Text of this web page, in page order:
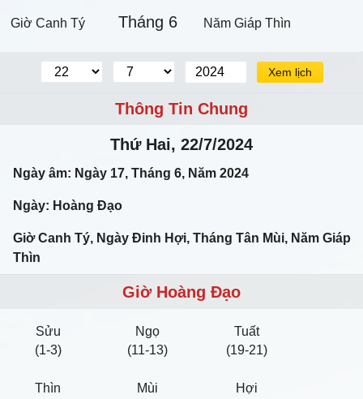
Giờ Canh Tý Tháng 6 Năm Giáp Thìn
Xem lịch
Thông Tin Chung
Thứ Hai, 22/7/2024
Ngày âm: Ngày 17, Tháng 6, Năm 2024
Ngày: Hoàng Đạo
Giờ Canh Tý, Ngày Đinh Hợi, Tháng Tân Mùi, Năm Giáp
Thìn
Giờ Hoàng Đạo
Sửu
(1-3)
Ngọ
(11-13)
Tuất
(19-21)
Thìn
Mùi
Hợi